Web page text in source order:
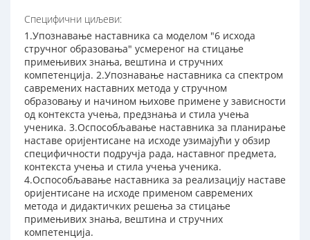
Специфични циљеви:
1.Упознавање наставника са моделом "6 исхода
стручног образовања" усмереног на стицање
примењивих знања, вештина и стручних
компетенција. 2.Упознавање наставника са спектром
савремених наставних метода у стручном
образовању и начином њихове примене у зависности
од контекста учења, предзнања и стила учења
ученика. 3.Оспособљавање наставника за планирање
наставе оријентисане на исходе узимајући у обзир
специфичности подручја рада, наставног предмета,
контекста учења и стила учења ученика.
4.Оспособљавање наставника за реализацију наставе
оријентисане на исходе применом савремених
метода и дидактичких решења за стицање
примењивих знања, вештина и стручних
компетенција.